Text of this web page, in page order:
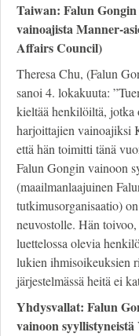
Taiwan: Falun
vainoajista Manner-
Affairs Council)
Theresa Chu, (Falun
sanoi 4. lokakuuta:
kieltää henkilöiltä,
harjoittajien vainoajiksi
että hän toimitti tänä
Falun Gongin vainoon
(maailmanlaajuinen
tutkimusorganisaatio)
neuvostolle. Hän
luettelossa olevia
lukien ihmisoikeuksien
järjestelmässä heitä ei
Yhdysvallat: Falun
vainoon